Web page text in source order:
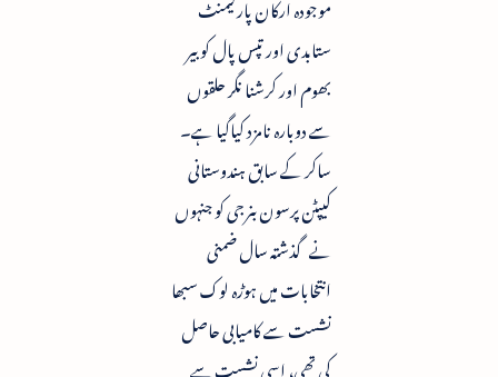
ستابدی اور تپس پال کو بیر
بھوم اور کرشنا نگر حلقوں
سے دوبارہ نامزد کیاگیا ہے۔
ساکر کے سابق ہندوستانی
کیپٹن پرسون بنرجی کو جنہوں
نے گذشتہ سال ضمنی
انتخابات میں ہوڑہ لوک سبھا
نشست سے کامیابی حاصل
کی تھی، اسی نشست سے